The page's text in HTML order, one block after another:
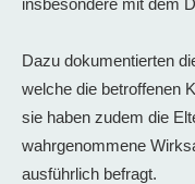
insbesondere mit dem
Dazu dokumentierten
welche die betroffenen
sie haben zudem die
wahrgenommene
ausführlich befragt.